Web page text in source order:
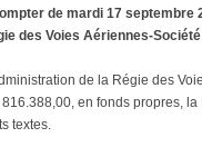
de mardi 17
des Voies Aériennes-
de la Régie des
en fonds propres,
textes.